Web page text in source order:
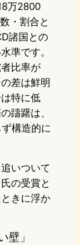
万2800
・割合と
諸国との
準です。
比率が
差は鮮明
特に低
躊躇は、
構造的に
いついて
の受賞と
きに浮か
壁」